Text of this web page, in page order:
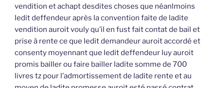
vendition et achapt desdites choses que néanlmoins
ledit deffendeur après la convention faite de ladite
vendition auroit vouly qu’il en fust fait contat de bail et
prise à rente ce que ledit demandeur auroit accordé et
consenty moyennant que ledit deffendeur luy auroit
promis bailler ou faire bailler ladite somme de 700
livres tz pour l’admortissement de ladite rente et au